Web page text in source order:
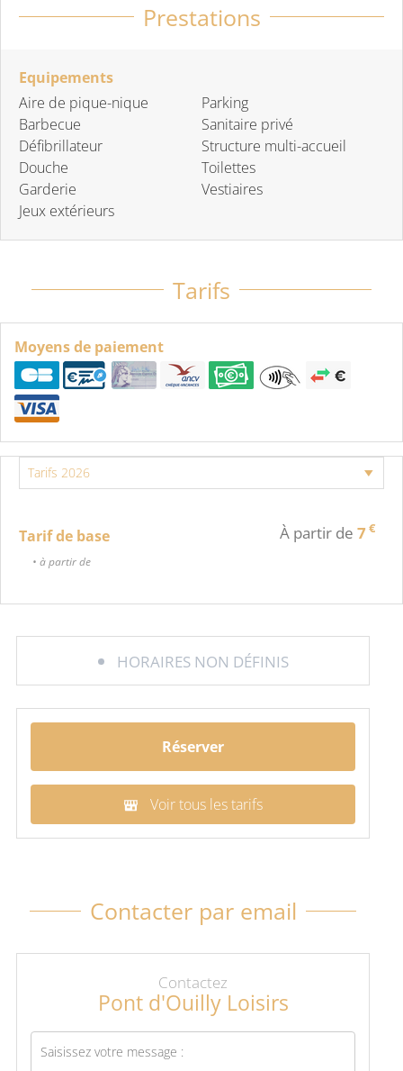
Prestations
Equipements
Aire de pique-nique
Barbecue
Défibrillateur
Douche
Garderie
Jeux extérieurs
Parking
Sanitaire privé
Structure multi-accueil
Toilettes
Vestiaires
Tarifs
Moyens de paiement
Tarif de base À partir de 7€
• à partir de
HORAIRES NON DÉFINIS
Réserver
Voir tous les tarifs
Contacter par email
Contactez
Pont d'Ouilly Loisirs